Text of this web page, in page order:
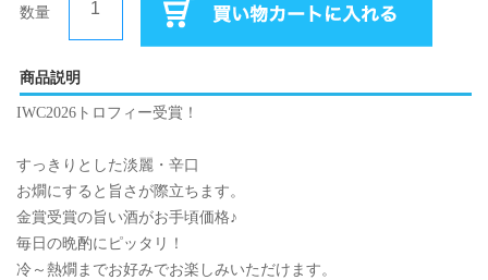
数量
商品説明
IWC2026トロフィー受賞！
すっきりとした淡麗・辛口
お燗にすると旨さが際立ちます。
金賞受賞の旨い酒がお手頃価格♪
毎日の晩酌にピッタリ！
冷～熱燗までお好みでお楽しみいただけます。